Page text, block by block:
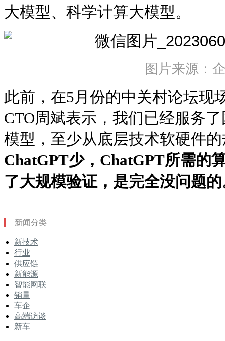
大模型、科学计算大模型。
图片来源：
此前，在5月份的中关村论坛现
CTO周斌表示，我们已经服务
模型，至少从底层技术软硬件
ChatGPT少，ChatGPT所需的
了大规模验证，是完全没问题
新闻分类
新技术
行业
供应链
新能源
智能网联
销量
车企
高端访谈
新车